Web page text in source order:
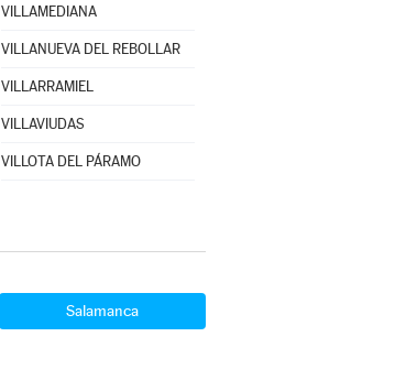
VILLAMEDIANA
VILLANUEVA DEL REBOLLAR
VILLARRAMIEL
VILLAVIUDAS
VILLOTA DEL PÁRAMO
Salamanca